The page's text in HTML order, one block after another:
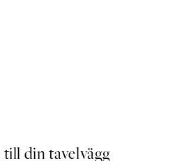
din tavelvägg